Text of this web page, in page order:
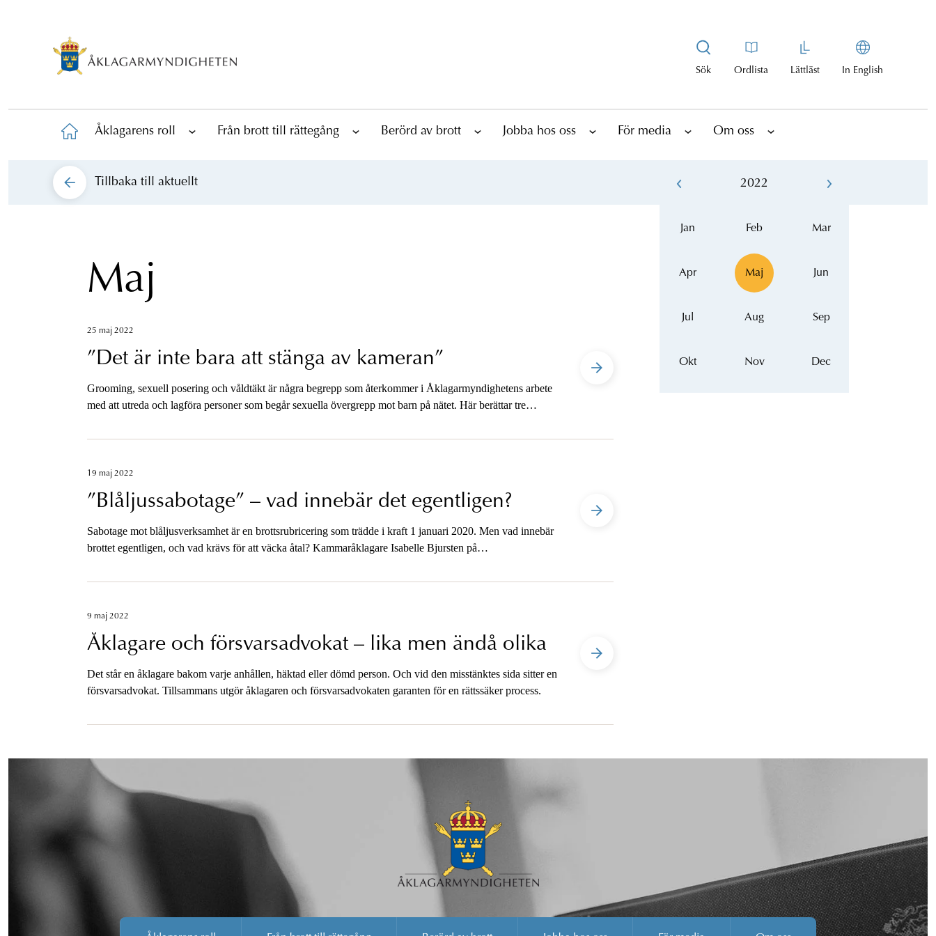
Sök Ordlista Lättläst In English
Åklagarens roll Från brott till rättegång Berörd av brott Jobba hos oss För media Om oss
Tillbaka till aktuellt 2022
Jan Feb Mar
Apr Maj Jun
Jul Aug Sep
Okt Nov Dec
Maj
25 maj 2022
”Det är inte bara att stänga av kameran”
Grooming, sexuell posering och våldtäkt är några begrepp som återkommer i Åklagarmyndighetens arbete
med att utreda och lagföra personer som begår sexuella övergrepp mot barn på nätet. Här berättar tre
19 maj 2022
”Blåljussabotage” – vad innebär det egentligen?
Sabotage mot blåljusverksamhet är en brottsrubricering som trädde i kraft 1 januari 2020. Men vad innebär
brottet egentligen, och vad krävs för att väcka åtal? Kammaråklagare Isabelle Bjursten på
lagstiftning där upparbetad praxis kan vara fem år bort.
9 maj 2022
Åklagare och försvarsadvokat – lika men ändå olika
Det står en åklagare bakom varje anhållen, häktad eller dömd person. Och vid den misstänktes sida sitter en
försvarsadvokat. Tillsammans utgör åklagaren och försvarsadvokaten garanten för en rättssäker process.